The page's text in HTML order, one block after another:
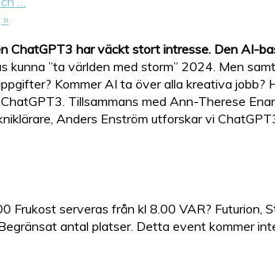
»
ChatGPT3 har väckt stort intresse. Den AI-
kunna ”ta världen med storm” 2024. Men
Kommer AI ta över alla kreativa
Tillsammans med Ann-Therese
Anders Enström utforskar vi
Frukost serveras från kl 8.00 VAR? Futurion,
antal platser. Detta event kommer